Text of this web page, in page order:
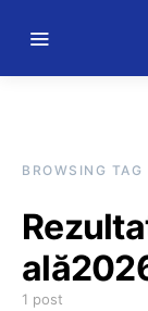
BROWSING TAG
1 post